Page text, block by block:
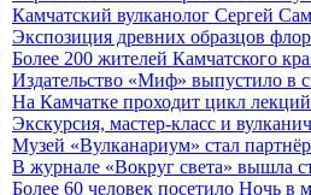
Камчатский вулканолог Сергей
Экспозиция древних образцов
Более 200 жителей Камчатского
Издательство «Миф» выпустило в
На Камчатке проходит цикл
Экскурсия, мастер-класс и
Музей «Вулканариум» стал
В журнале «Вокруг света» вышла
Более 60 человек посетило Ночь в